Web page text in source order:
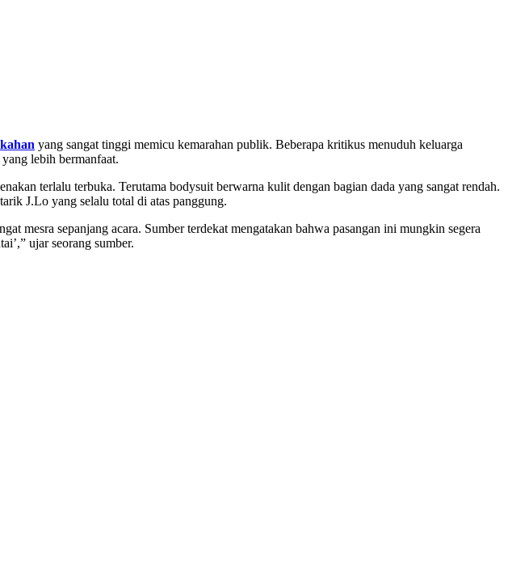
yang sangat tinggi memicu kemarahan publik. Beberapa kritikus menuduh keluarga
lebih bermanfaat.
terlalu terbuka. Terutama bodysuit berwarna kulit dengan bagian dada yang sangat rendah.
J.Lo yang selalu total di atas panggung.
mesra sepanjang acara. Sumber terdekat mengatakan bahwa pasangan ini mungkin segera
ujar seorang sumber.